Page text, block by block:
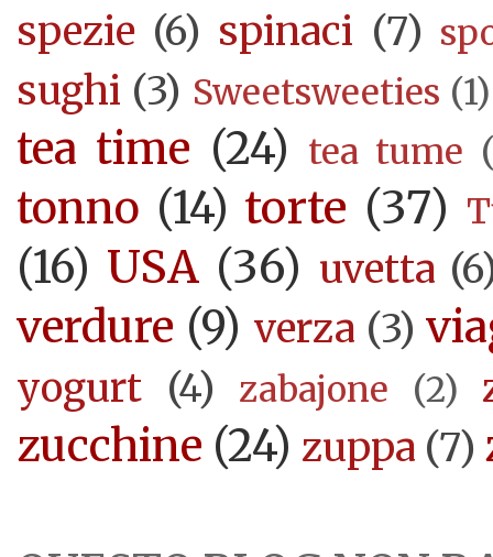
spezie (6) spinaci (7)
sughi (3) Sweetsweeties (1)
tea time (24) tea tume
tonno (14) torte (37)
(16) USA (36) uvetta
verdure (9) verza (3)
yogurt (4) zabajone (2)
zucchine (24) zuppa (7)